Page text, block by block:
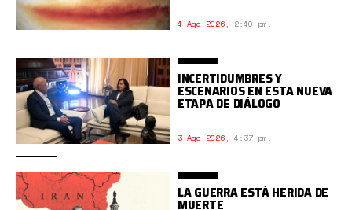
4 Ago 2026, 2:40 pm.
INCERTIDUMBRES Y
ESCENARIOS EN ESTA NUEVA
ETAPA DE DIÁLOGO
3 Ago 2026, 4:37 pm.
LA GUERRA ESTÁ HERIDA DE
MUERTE